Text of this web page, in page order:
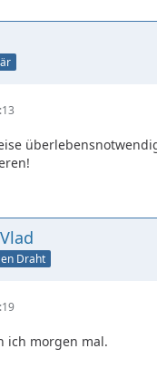
Draht
ich morgen mal.